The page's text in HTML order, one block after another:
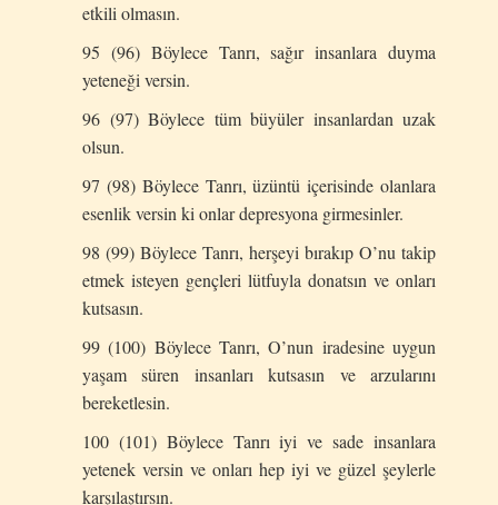
etkili olmasın.
95 (96) Böylece Tanrı, sağır insanlara duyma
yeteneği versin.
96 (97) Böylece tüm büyüler insanlardan uzak
olsun.
97 (98) Böylece Tanrı, üzüntü içerisinde olanlara
esenlik versin ki onlar depresyona girmesinler.
98 (99) Böylece Tanrı, herşeyi bırakıp O’nu takip
etmek isteyen gençleri lütfuyla donatsın ve onları
kutsasın.
99 (100) Böylece Tanrı, O’nun iradesine uygun
yaşam süren insanları kutsasın ve arzularını
bereketlesin.
100 (101) Böylece Tanrı iyi ve sade insanlara
yetenek versin ve onları hep iyi ve güzel şeylerle
karşılaştırsın.